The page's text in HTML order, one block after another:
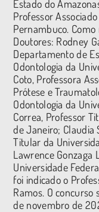
Estado do
Professor
Pernambuco.
Doutores: Rodney
Departamento de
Odontologia da
Coto, Professora
Prótese e
Odontologia da
Correa, Professor
de Janeiro; Claudia
Titular da
Lawrence Gonzaga
Universidade
foi indicado o
Ramos. O
de novembro de